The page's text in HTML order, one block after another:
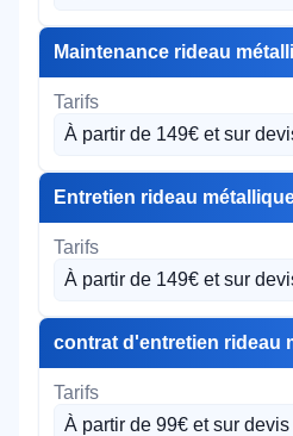
Maintenance rideau
À partir de 149€ et sur
Entretien rideau
À partir de 149€ et sur
contrat d'entretien rideau
À partir de 99€ et sur devis